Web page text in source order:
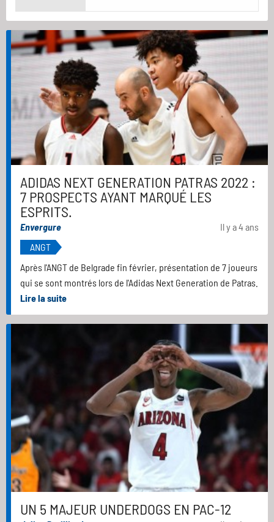
ADIDAS NEXT GENERATION PATRAS 2022 :
7 PROSPECTS AYANT MARQUÉ LES
ESPRITS.
Envergure
Il y a 4 ans
ANGT
Après l'ANGT de Belgrade fin février, présentation de 7 joueurs
qui se sont montrés lors de l'Adidas Next Generation de Patras.
Lire la suite
UN 5 MAJEUR UNDERDOGS EN PAC-12